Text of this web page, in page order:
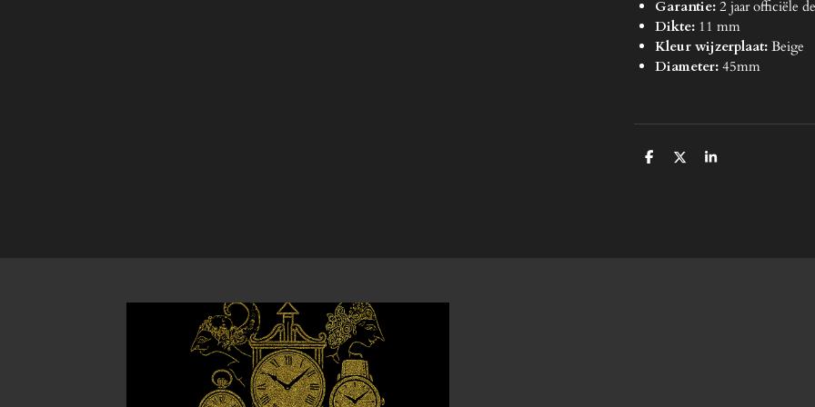
Garantie: 2 jaar officiële
Dikte: 11 mm
Kleur wijzerplaat: Beige
Diameter: 45mm
D
D
S